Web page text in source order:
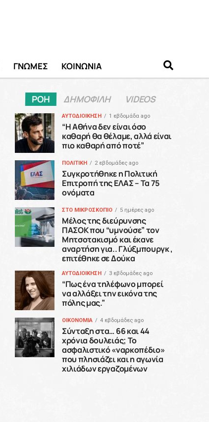
ΓΝΩΜΕΣ ΚΟΙΝΩΝΙΑ
ΡΟΗ ΔΗΜΟΦΙΛΗ VIDEOS
ΑΥΤΟΔΙΟΙΚΗΣΗ 1 εβδομάδα ago
“H Αθήνα δεν είναι όσο
καθαρή θα θέλαμε, αλλά είναι
πιο καθαρή από ποτέ”
ΠΟΛΙΤΙΚΗ 2 εβδομάδες ago
Συγκροτήθηκε η Πολιτική
Επιτροπή της ΕΛΑΣ – Τα 75
ονόματα
ΣΤΟ ΜΙΚΡΟΣΚΟΠΙΟ 5 ημέρες ago
Μέλος της διεύρυνσης
ΠΑΣΟΚ που “υμνούσε” τον
Μητσοτακισμό και έκανε
αναρτήση για.. Γλύξμπουργκ ,
επιτέθηκε σε Δούκα
ΑΥΤΟΔΙΟΙΚΗΣΗ 3 εβδομάδες ago
“Πως ένα τηλέφωνο μπορεί
να αλλάξει την εικόνα της
πόλης μας.”
ΟΙΚΟΝΟΜΙΑ 4 εβδομάδες ago
Σύνταξη στα… 66 και 44
χρόνια δουλειάς; Το
ασφαλιστικό «ναρκοπέδιο»
που πλησιάζει και η αγωνία
χιλιάδων εργαζομένων